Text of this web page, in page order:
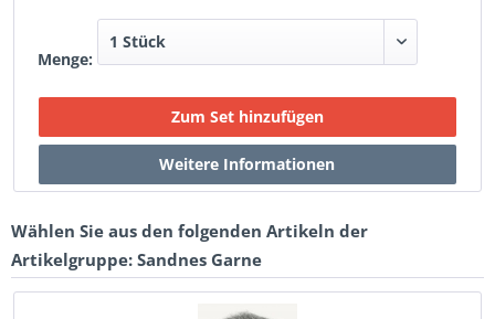
Menge:
Wählen Sie aus den folgenden Artikeln der
Artikelgruppe: Sandnes Garne